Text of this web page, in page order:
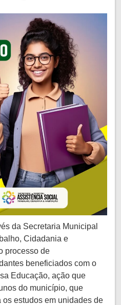
da Secretaria Municipal
Cidadania e
processo de
beneficiados com o
Educação, ação que
do município, que
estudos em unidades de